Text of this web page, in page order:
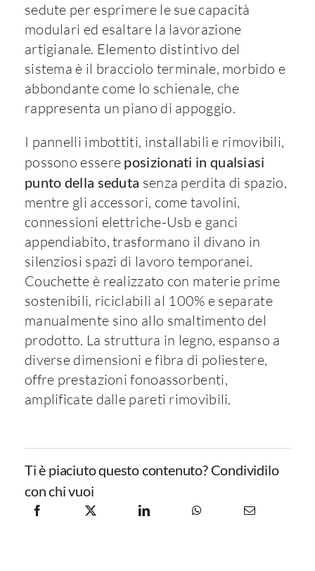
sedute per esprimere le sue capacità
modulari ed esaltare la lavorazione
artigianale. Elemento distintivo del
sistema è il bracciolo terminale, morbido e
abbondante come lo schienale, che
rappresenta un piano di appoggio.
I pannelli imbottiti, installabili e rimovibili,
possono essere posizionati in qualsiasi
punto della seduta senza perdita di spazio,
mentre gli accessori, come tavolini,
connessioni elettriche-Usb e ganci
appendiabito, trasformano il divano in
silenziosi spazi di lavoro temporanei.
Couchette è realizzato con materie prime
sostenibili, riciclabili al 100% e separate
manualmente sino allo smaltimento del
prodotto. La struttura in legno, espanso a
diverse dimensioni e fibra di poliestere,
offre prestazioni fonoassorbenti,
amplificate dalle pareti rimovibili.
Ti è piaciuto questo contenuto? Condividilo
con chi vuoi